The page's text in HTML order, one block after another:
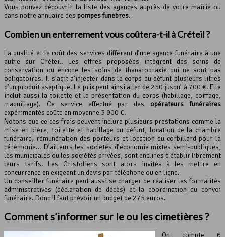
Vous pouvez découvrir la liste des agences auprès de votre mairie ou
dans notre annuaire des pompes funèbres.
Combien un enterrement vous coûtera-t-il à Créteil ?
La qualité et le coût des services diffèrent d’une agence funéraire à une
autre sur Créteil. Les offres proposées intègrent des soins de
conservation ou encore les soins de thanatopraxie qui ne sont pas
obligatoires. Il s’agit d’injecter dans le corps du défunt plusieurs litres
d’un produit aseptique. Le prix peut ainsi aller de 250 jusqu’ à 700 €. Elle
inclut aussi la toilette et la présentation du corps (habillage, coiffage,
maquillage). Ce service effectué par des opérateurs funéraires
expérimentés coûte en moyenne 3 900 €.
Notons que ce ces frais peuvent inclure plusieurs prestations comme la
mise en bière, toilette et habillage du défunt, location de la chambre
funéraire, rémunération des porteurs et location du corbillard pour la
cérémonie… D’ailleurs les sociétés d’économie mixtes semi-publiques,
les municipales ou les sociétés privées, sont enclines à établir librement
leurs tarifs. Les Cristoliens sont alors invités à les mettre en
concurrence en exigeant un devis par téléphone ou en ligne.
Un conseiller funéraire peut aussi se charger de réaliser les formalités
administratives (déclaration de décès) et la coordination du convoi
funéraire. Donc il faut prévoir un budget de 275 euros.
Comment s’informer sur le ou les cimetières ?
On compte 6